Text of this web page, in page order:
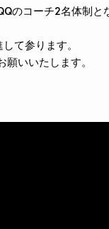
のコーチ2名体制
て参ります。
いいたします。